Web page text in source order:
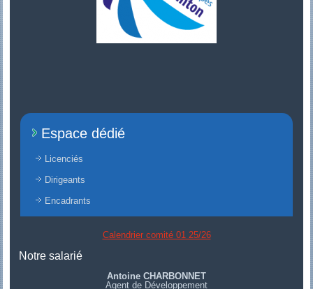
Espace dédié
Licenciés
Dirigeants
Encadrants
Calendrier comité 01 25/26
Notre salarié
Antoine CHARBONNET
Agent de Développement